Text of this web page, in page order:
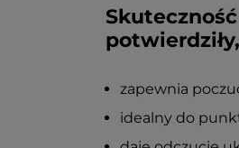
zapewnia
idealny do